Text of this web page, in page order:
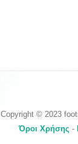
Copyright © 2023
Όροι Χρήσης -